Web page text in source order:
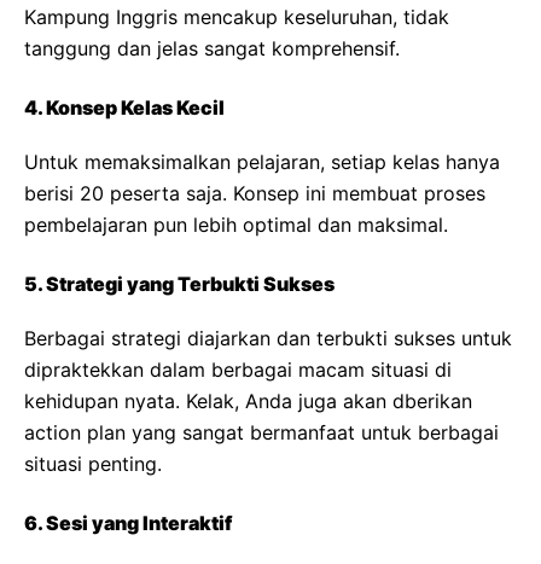
Kampung Inggris mencakup keseluruhan, tidak
tanggung dan jelas sangat komprehensif.
4. Konsep Kelas Kecil
Untuk memaksimalkan pelajaran, setiap kelas hanya
berisi 20 peserta saja. Konsep ini membuat proses
pembelajaran pun lebih optimal dan maksimal.
5. Strategi yang Terbukti Sukses
Berbagai strategi diajarkan dan terbukti sukses untuk
dipraktekkan dalam berbagai macam situasi di
kehidupan nyata. Kelak, Anda juga akan dberikan
action plan yang sangat bermanfaat untuk berbagai
situasi penting.
6. Sesi yang Interaktif